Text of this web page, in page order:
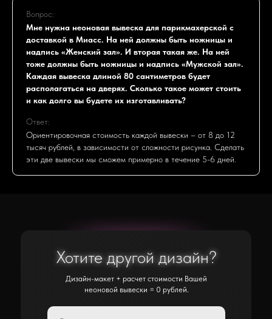
Вопрос:
Мне нужна неоновая вывеска для парикмахерской с
доставкой в Миасс. На ней должны быть ножницы и
надпись «Женский зал». И вторая такая же. На ней
тоже должны быть ножницы и надпись «Мужской зал».
Каждая вывеска длиной 80 сантиметров будет
располагаться на дверях. Сколько такое может стоить
и как долго вы будете их изготавливать?
Ответ:
Ориентировочная стоимость каждой вывески – от 8 до 12
тысяч рублей, в зависимости от сложности рисунка. Сделать
эти две вывески мы сможем примерно в течение 5-6 дней.
Хотите другой дизайн?
Дизайн-макет + расчет стоимости Вашей
неоновой вывески = 0 рублей.
Хотите другой дизайн?